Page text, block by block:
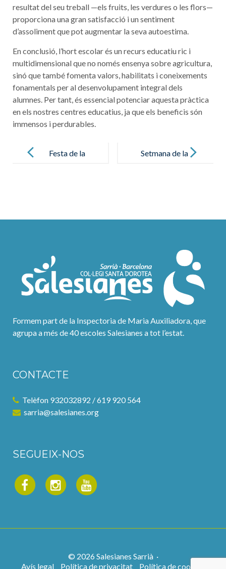
resultat del seu treball —els fruits, les verdures o les flors—
proporciona una gran satisfacció i un sentiment
d’assoliment que pot augmentar la seva autoestima.
En conclusió, l’hort escolar és un recurs educatiu ric i
multidimensional que no només ensenya sobre agricultura,
sinó que també fomenta valors, habilitats i coneixements
fonamentals per al desenvolupament integral dels
alumnes. Per tant, és essencial potenciar aquesta pràctica
en els nostres centres educatius, ja que els beneficis són
immensos i perdurables.
navigation
Festa de la
Setmana de la
Formem part de la Inspectoria de Maria Auxiliadora, que
agrupa a més de 40 escoles Salesianes a tot l’estat.
CONTACTE
Telèfon 932032892 / 619 920 564
sarria@salesianes.org
SEGUEIX-NOS
© 2026 Salesianes Sarrià ·
Avís legal
Política de privacitat Política de cookies